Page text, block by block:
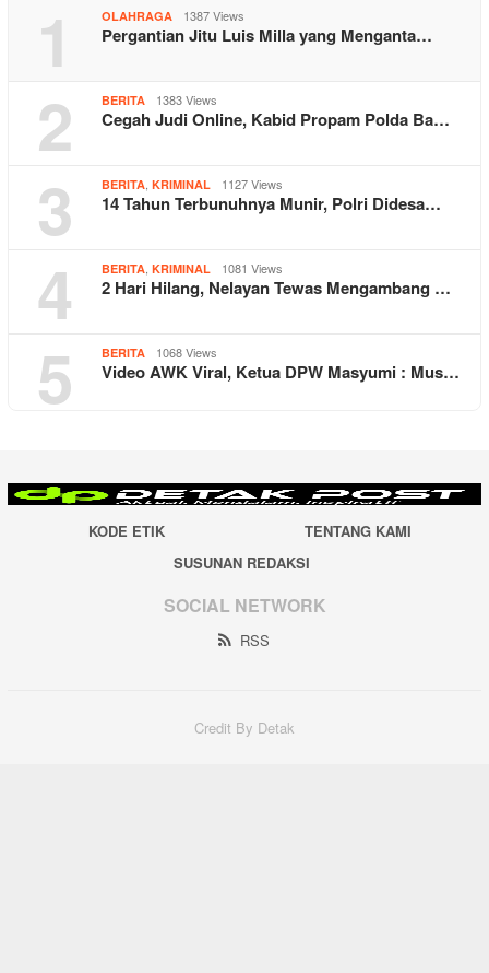
1 OLAHRAGA 1387 Views
Pergantian Jitu Luis Milla yang Menganta…
2 BERITA 1383 Views
Cegah Judi Online, Kabid Propam Polda Ba…
3 BERITA KRIMINAL 1127 Views
14 Tahun Terbunuhnya Munir, Polri Didesa…
4 BERITA KRIMINAL 1081 Views
2 Hari Hilang, Nelayan Tewas Mengambang …
5 BERITA 1068 Views
Video AWK Viral, Ketua DPW Masyumi : Mus…
KODE ETIK
TENTANG KAMI
SUSUNAN REDAKSI
SOCIAL NETWORK
RSS
Credit By Detak